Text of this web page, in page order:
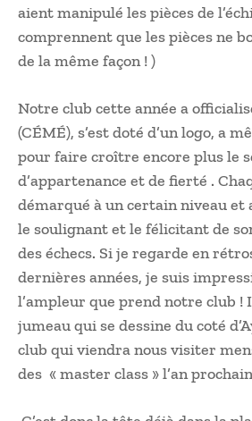
aient manipulé les pièces de
comprennent que les pièces ne
de la même façon ! )
Notre club cette année a
(CÉMÉ), s’est doté d’un logo, a
pour faire croître encore plus le
d’appartenance et de fierté .
démarqué à un certain niveau
le soulignant et le félicitant de
des échecs. Si je regarde en
dernières années, je suis
l’ampleur que prend notre club !
jumeau qui se dessine du coté
club qui viendra nous visiter
des « master class » l’an